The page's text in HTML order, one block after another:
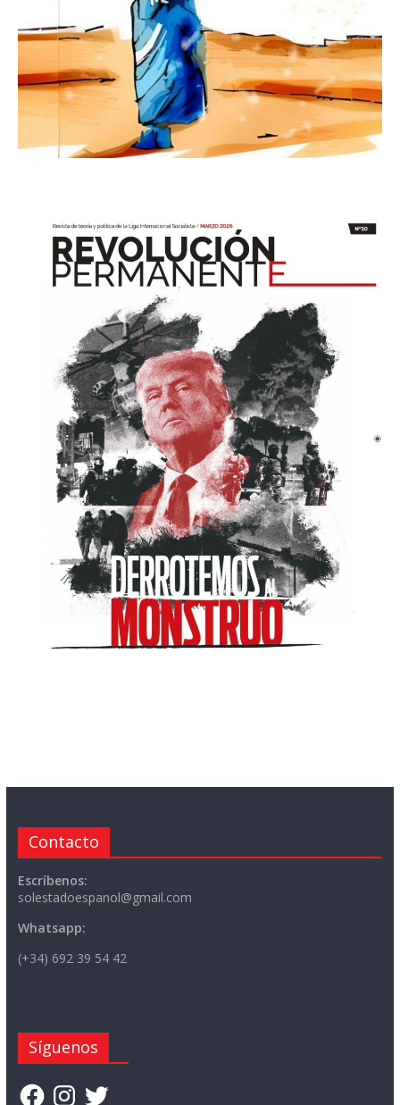
Contacto
Escríbenos:
solestadoespanol@gmail.com
Whatsapp:
(+34) 692 39 54 42
Síguenos
FacebookInstagram
Twitter